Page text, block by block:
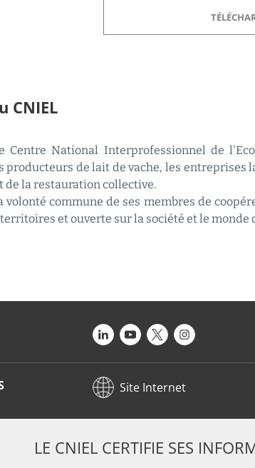
CNIEL
Centre National Interprofessionnel de
producteurs de lait de vache, les entreprises
la restauration collective.
volonté commune de ses membres de
et ouverte sur la société et le
Site Internet
LE CNIEL CERTIFIE SES